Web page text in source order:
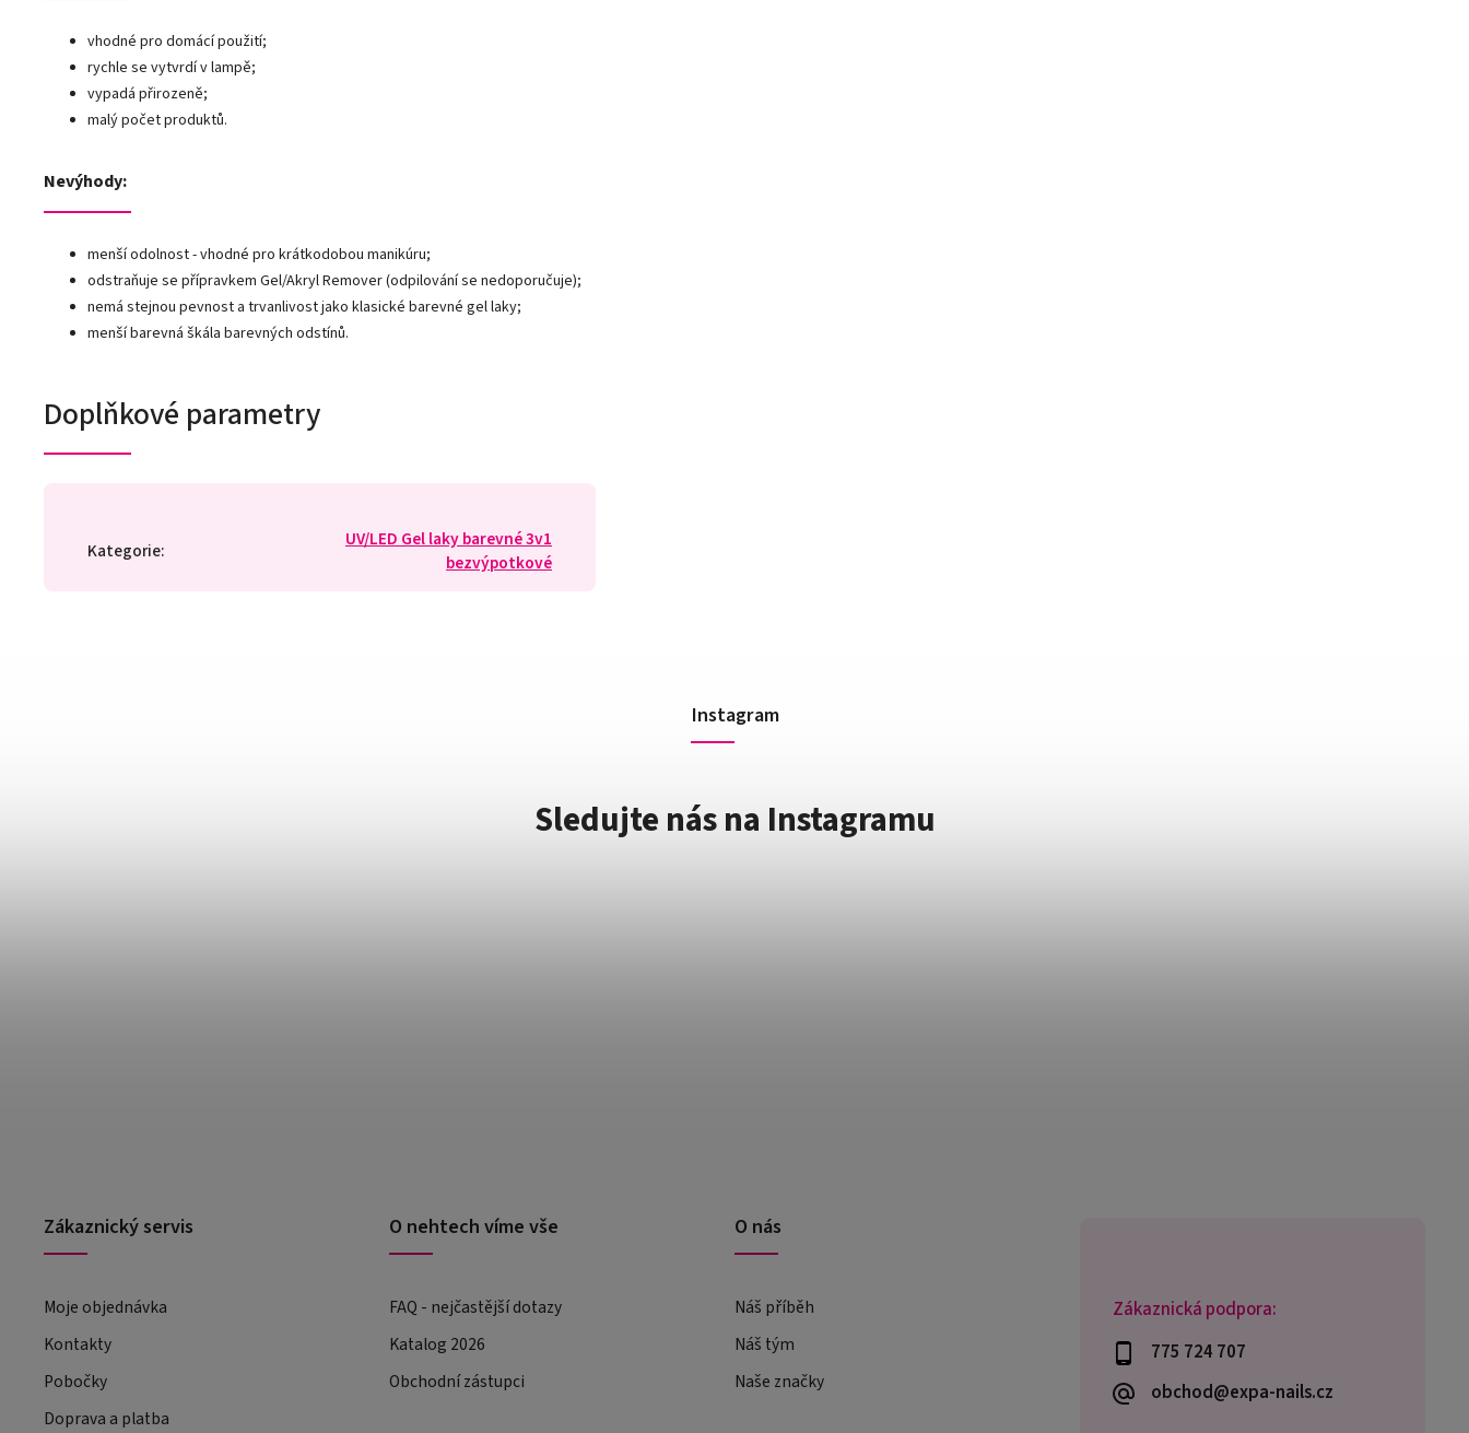
vhodné pro domácí použití;
rychle se vytvrdí v lampě;
vypadá přirozeně;
malý počet produktů.
Nevýhody:
menší odolnost - vhodné pro krátkodobou manikúru;
odstraňuje se přípravkem Gel/Akryl Remover (odpilování se nedoporučuje);
nemá stejnou pevnost a trvanlivost jako klasické barevné gel laky;
menší barevná škála barevných odstínů.
Doplňkové parametry
Kategorie:
UV/LED Gel laky barevné 3v1
bezvýpotkové
Zákaznická podpora:
775 724 707
obchod@expa-nails.cz
Instagram
Sledujte nás na Instagramu
Zákaznický servis
Moje objednávka
Kontakty
Pobočky
Doprava a platba
O nehtech víme vše
FAQ - nejčastější dotazy
Katalog 2026
Obchodní zástupci
O nás
Náš příběh
Náš tým
Naše značky